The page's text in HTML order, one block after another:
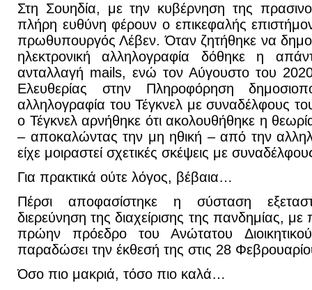
Στη Σουηδία, με την κυβέρνηση της
πλήρη ευθύνη φέρουν ο επικεφαλής
πρωθυπουργός Λέβεν. Όταν ζητήθηκε να
ηλεκτρονική αλληλογραφία δόθηκε η
ανταλλαγή mails, ενώ τον Αύγουστο του
Ελευθερίας στην Πληροφόρηση
αλληλογραφία του Τέγκνελ με συναδέλφους
ο Τέγκνελ αρνήθηκε ότι ακολουθήθηκε η
– αποκαλώντας την μη ηθική – από την
είχε μοιραστεί σχετικές σκέψεις με
Για πρακτικά ούτε λόγος, βέβαια…
Πέρσι αποφασίστηκε η σύσταση
διερεύνηση της διαχείρισης της πανδημίας,
πρώην πρόεδρο του Ανώτατου
παραδώσει την έκθεσή της στις 28
Όσο πιο μακριά, τόσο πιο καλά…